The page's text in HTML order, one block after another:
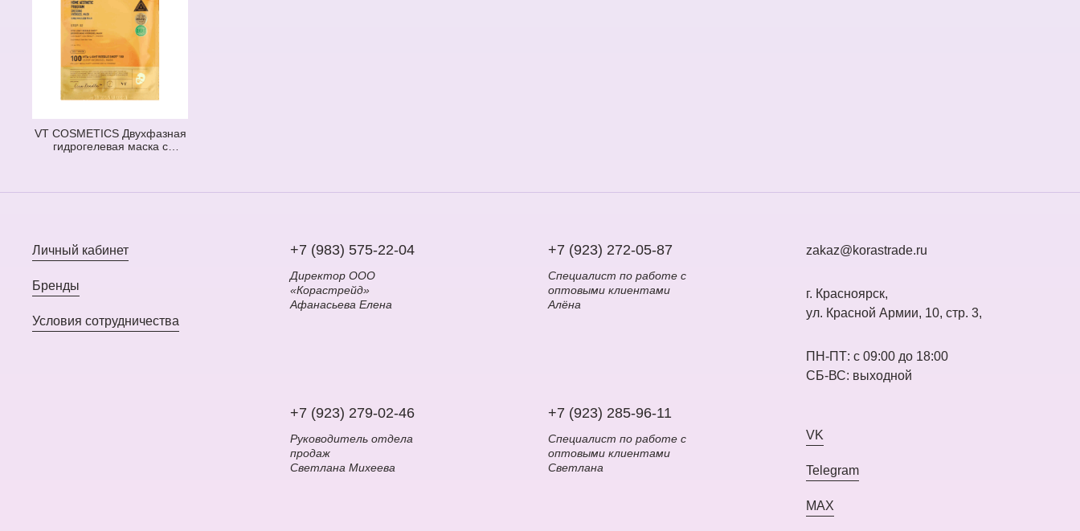
VT COSMETICS Двухфазная
гидрогелевая маска с
Личный кабинет
Бренды
Условия сотрудничества
+7 (983) 575-22-04
Директор ООО
«Корастрейд»
Афанасьева Елена
+7 (923) 272-05-87
Специалист по работе с
оптовыми клиентами
Алёна
+7 (923) 279-02-46
Руководитель отдела
продаж
Светлана Михеева
+7 (923) 285-96-11
Специалист по работе с
оптовыми клиентами
Светлана
zakaz@korastrade.ru
г. Красноярск,
ул. Красной Армии, 10, стр. 3,
ПН-ПТ: с 09:00 до 18:00
СБ-ВС: выходной
VK
Telegram
MAX